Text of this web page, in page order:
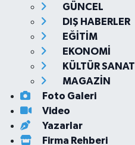
GÜNCEL
DIŞ HABERLER
EĞİTİM
EKONOMİ
KÜLTÜR SANAT
MAGAZİN
Foto Galeri
Video
Yazarlar
Firma Rehberi